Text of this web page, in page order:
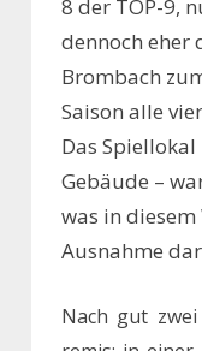
8 der TOP-9,
dennoch eher
Brombach
Saison alle
Das
Gebäude –
was in
Ausnahme
Nach gut